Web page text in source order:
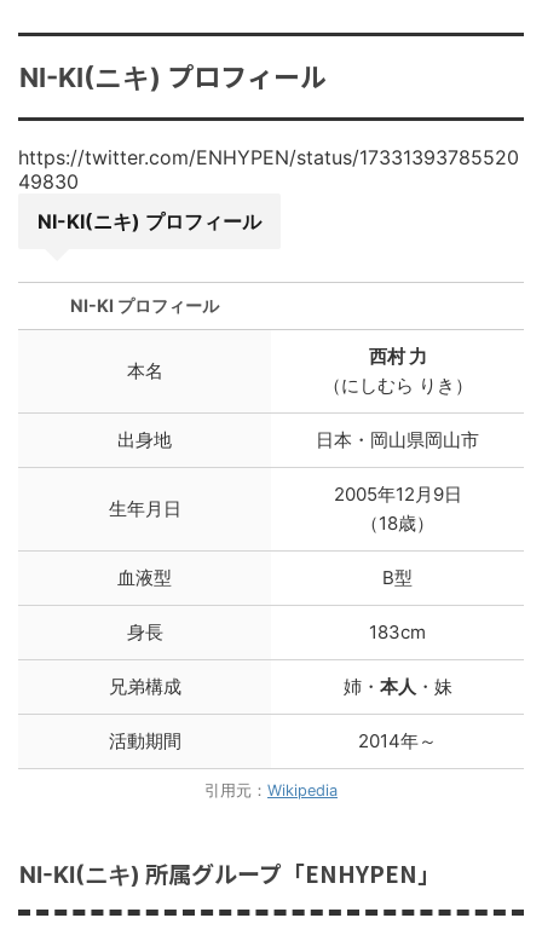
NI-KI(ニキ) プロフィール
https://twitter.com/ENHYPEN/status/17331393785520
49830
NI-KI(ニキ) プロフィール
NI-KI プロフィール
本名
西村 力
（にしむら りき）
出身地 日本・岡山県岡山市
生年月日
2005年12月9日
（18歳）
血液型 B型
身長 183cm
兄弟構成 姉・ 本人 ・妹
活動期間 2014年～
引用元： Wikipedia
NI-KI(ニキ) 所属グループ「ENHYPEN」